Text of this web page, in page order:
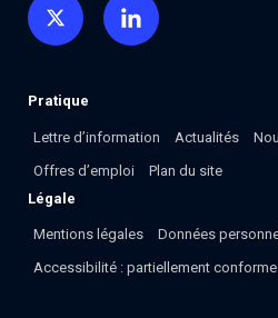
Pratique
Lettre d’information Actualités
Offres d’emploi
Plan du site
Légale
Mentions légales
Données
Accessibilité : partiellement conforme